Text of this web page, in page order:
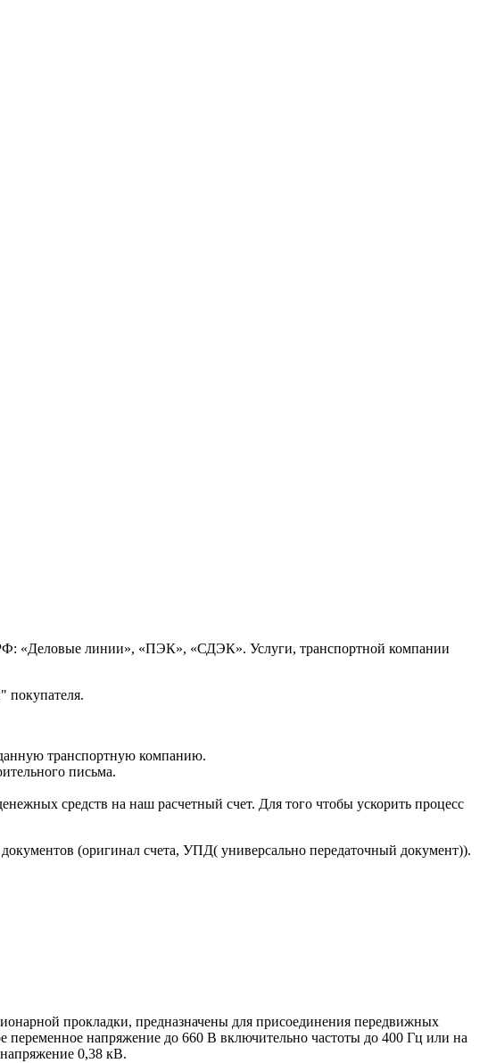
«Деловые линии», «ПЭК», «СДЭК». Услуги, транспортной компании
покупателя.
транспортную компанию.
письма.
средств на наш расчетный счет. Для того чтобы ускорить процесс
(оригинал счета, УПД( универсально передаточный документ)).
прокладки, предназначены для присоединения передвижных
напряжение до 660 В включительно частоты до 400 Гц или на
0,38 кВ.